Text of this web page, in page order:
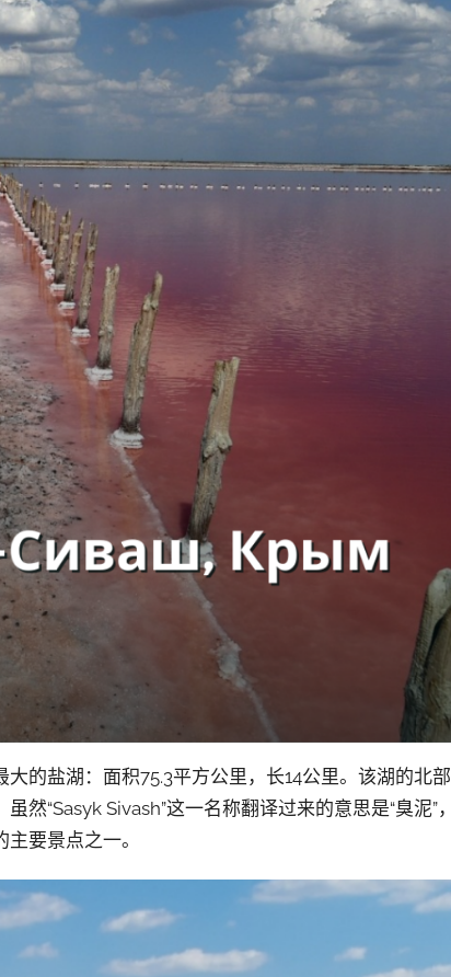
的盐湖：面积75.3平方公里，长14公里。该湖的北部
“Sasyk Sivash”这一名称翻译过来的意思是“臭泥”，
要景点之一。